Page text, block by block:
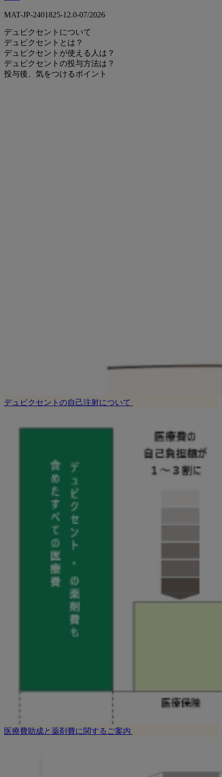
MAT-JP-2401825-12.0-07/2026
デュピクセントについて
デュピクセントとは？
デュピクセントが使える人は？
デュピクセントの投与方法は？
投与後、気をつけるポイント
デュピクセントの自己注射について
医療費助成と薬剤費に関するご案内